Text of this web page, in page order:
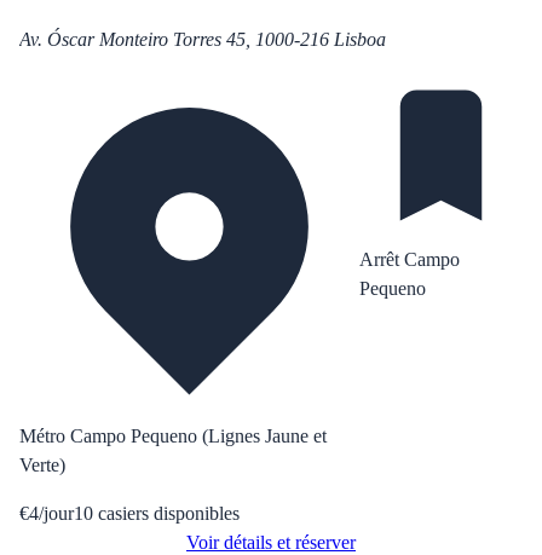
Av. Óscar Monteiro Torres 45, 1000-216 Lisboa
Métro Campo Pequeno (Lignes Jaune et
Verte)
Arrêt Campo
Pequeno
€4/jour10 casiers disponibles
Voir détails et réserver